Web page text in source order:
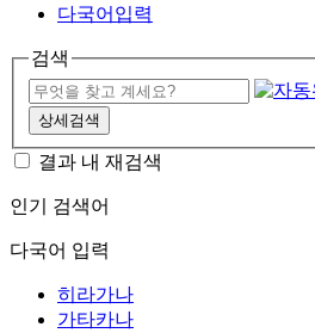
다국어입력
검색
상세검색
결과 내 재검색
인기 검색어
다국어 입력
히라가나
가타카나